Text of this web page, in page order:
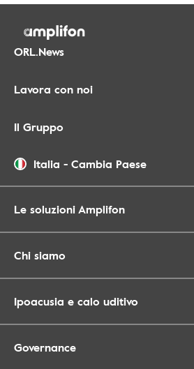
ORL.News
Lavora con noi
Il Gruppo
Italia - Cambia Paese
Le soluzioni Amplifon
Chi siamo
Ipoacusia e calo uditivo
Governance